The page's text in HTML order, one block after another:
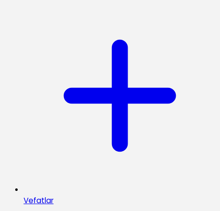
Vefatlar